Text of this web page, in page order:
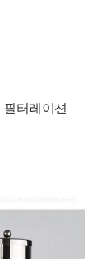
터레이션